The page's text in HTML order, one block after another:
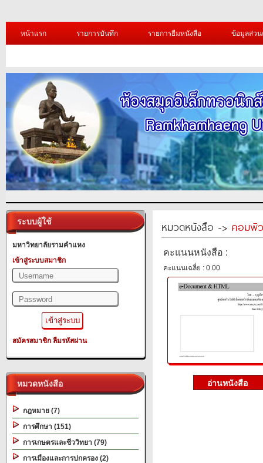
หน้าแรก รายการบันทึก รายการยืมหนังสือ ข้อมูลส่ว
ระบบผู้ใช้
มหาวิทยาลัยรามคำแหง
เข้าสู่ระบบสมาชิก
สมัครสมาชิก ลืมรหัสผ่าน
หมวดหนังสือ
กฎหมาย (7)
การศึกษา (151)
การเกษตรและชีววิทยา (79)
การเมืองและการปกครอง (2)
หมวดหนังสือ -> คอมพิ
คะแนนหนังสือ :
คะแนนเฉลี่ย : 0.00